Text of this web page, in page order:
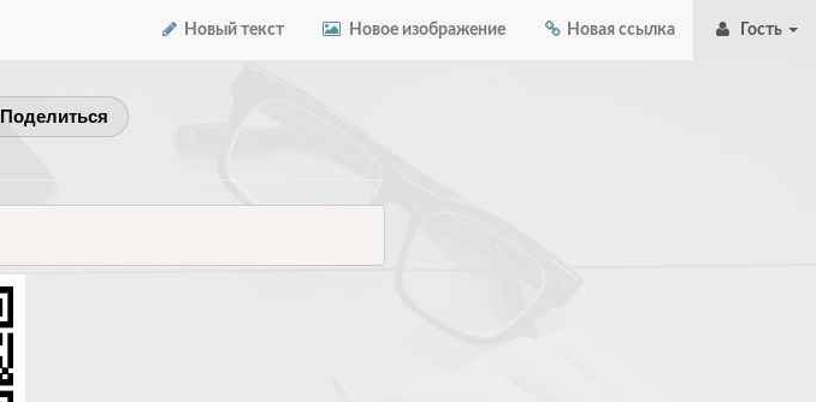
Новый текст Новое изображение Новая ссылка Гость
Поделиться